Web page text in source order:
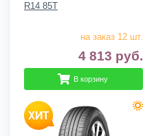
R14 85T
на заказ 12 шт.
4 813 руб.
В корзину